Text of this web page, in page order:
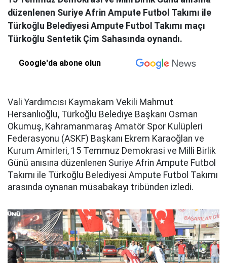
düzenlenen Suriye Afrin Ampute Futbol Takımı ile
Türkoğlu Belediyesi Ampute Futbol Takımı maçı
Türkoğlu Sentetik Çim Sahasında oynandı.
Google'da abone olun
Vali Yardımcısı Kaymakam Vekili Mahmut
Hersanlıoğlu, Türkoğlu Belediye Başkanı Osman
Okumuş, Kahramanmaraş Amatör Spor Kulüpleri
Federasyonu (ASKF) Başkanı Ekrem Karaoğlan ve
Kurum Amirleri, 15 Temmuz Demokrasi ve Milli Birlik
Günü anısına düzenlenen Suriye Afrin Ampute Futbol
Takımı ile Türkoğlu Belediyesi Ampute Futbol Takımı
arasında oynanan müsabakayı tribünden izledi.